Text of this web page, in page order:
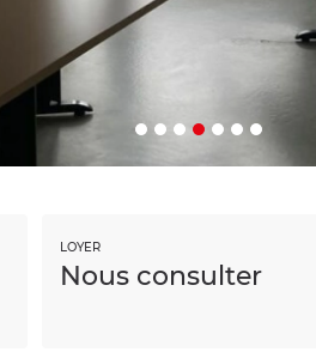
LOYER
Nous consulter